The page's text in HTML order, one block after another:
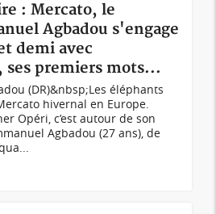
: Mercato, le
Agbadou s'engage
demi avec
premiers mots...
(DR)&nbsp;Les éléphants
hivernal en Europe.
Opéri, c’est autour de son
Agbadou (27 ans), de